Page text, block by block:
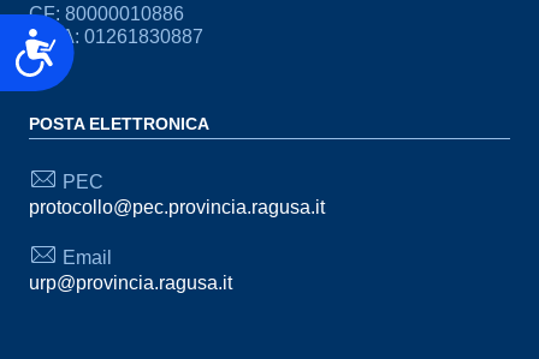
Accessibilità
CF: 80000010886
P.IVA: 01261830887
POSTA ELETTRONICA
PEC
protocollo@pec.provincia.ragusa.it
Email
urp@provincia.ragusa.it